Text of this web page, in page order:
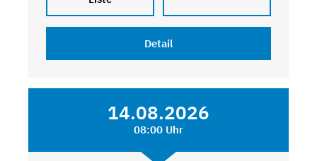
Detail
14.08.2026
08:00 Uhr